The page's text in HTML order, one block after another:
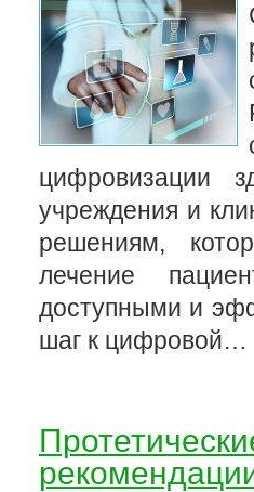
цифровизации
учреждения и
решениям,
лечение
доступными и
шаг к цифровой…